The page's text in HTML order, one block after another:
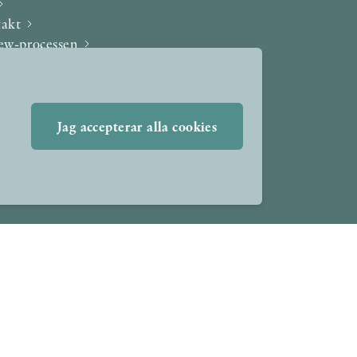
processen
Jag accepterar alla cookies